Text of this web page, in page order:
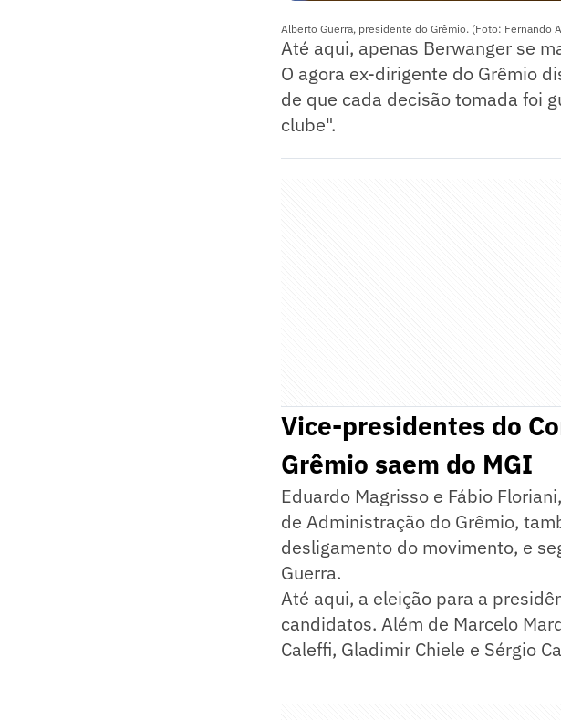
Alberto Guerra, presidente do Grêmio. (Foto: Fernando
Até aqui, apenas Berwanger se
O agora ex-dirigente do Grêmio
de que cada decisão tomada foi
clube".
Vice-presidentes do
Grêmio saem do MGI
Eduardo Magrisso e Fábio
de Administração do Grêmio,
desligamento do movimento, e
Guerra.
Até aqui, a eleição para a
candidatos. Além de Marcelo
Caleffi, Gladimir Chiele e Sérgio